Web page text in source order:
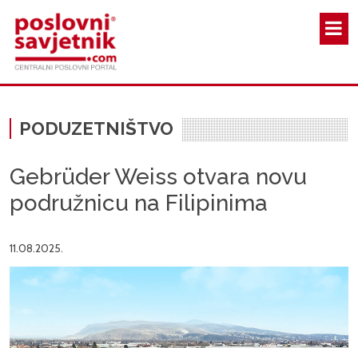
PODUZETNIŠTVO
Gebrüder Weiss otvara novu
podružnicu na Filipinima
11.08.2025.